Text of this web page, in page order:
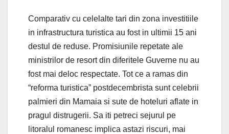
Comparativ cu celelalte tari din zona investitiile
in infrastructura turistica au fost in ultimii 15 ani
destul de reduse. Promisiunile repetate ale
ministrilor de resort din diferitele Guverne nu au
fost mai deloc respectate. Tot ce a ramas din
“reforma turistica” postdecembrista sunt celebrii
palmieri din Mamaia si sute de hoteluri aflate in
pragul distrugerii. Sa iti petreci sejurul pe
litoralul romanesc implica astazi riscuri, mai